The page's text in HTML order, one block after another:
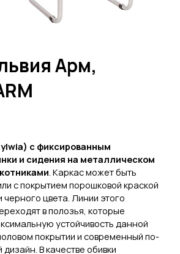
Арм,
с фиксированным
и сидения на металлическом
Каркас может быть
с покрытием порошковой краской
цвета. Линии этого
в полозья, которые
устойчивость данной
покрытии и современный по-
дизайн. В качестве обивки